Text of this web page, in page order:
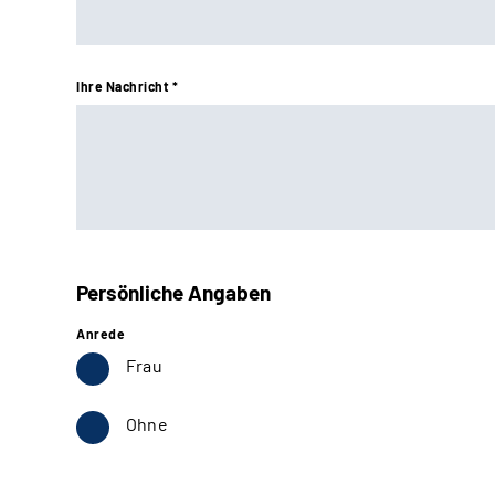
Ihre Nachricht *
Persönliche Angaben
Anrede
Frau
Ohne